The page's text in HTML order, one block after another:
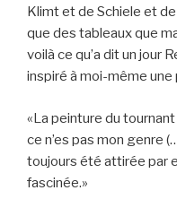
Klimt et de Schiele et
que des tableaux que
voilà ce qu’a dit un jour
inspiré à moi-même
«La peinture du
ce n’es pas mon genre
toujours été attirée par
fascinée.»